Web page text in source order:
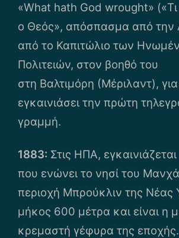
«What hath God wrought»
ο Θεός», απόσπασμα από την
από το Καπιτώλιο των
Πολιτειών, στον βοηθό του
στη Βαλτιμόρη (Μέριλαντ),
εγκαινιάσει την πρώτη
γραμμή.
1883: Στις ΗΠΑ,
που ενώνει το νησί του
περιοχή Μπρούκλιν της Νέας
μήκος 600 μέτρα και είναι η
κρεμαστή γέφυρα της